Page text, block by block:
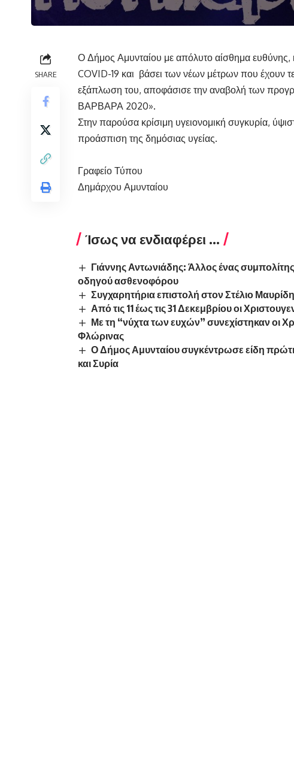
SHARE
Ο Δήμος Αμυνταίου με απόλυτο αίσθημα ευθύνης,
COVID-19 και βάσει των νέων μέτρων που έχουν
εξάπλωση του, αποφάσισε την αναβολή των
ΒΑΡΒΑΡΑ 2020».
Στην παρούσα κρίσιμη υγειονομική συγκυρία,
προάσπιση της δημόσιας υγείας.
Γραφείο Τύπου
Δημάρχου Αμυνταίου
Ίσως να ενδιαφέρει ...
Γιάννης Αντωνιάδης: Άλλος ένας
οδηγού ασθενοφόρου
Συγχαρητήρια επιστολή στον Στέλιο Μαυρίδη
Από τις 11 έως τις 31 Δεκεμβρίου οι
Με τη “νύχτα των ευχών” συνεχίστηκαν οι
Φλώρινας
Ο Δήμος Αμυνταίου συγκέντρωσε είδη
και Συρία